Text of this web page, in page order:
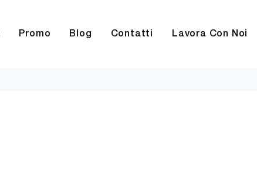
Promo Blog Contatti Lavora Con Noi